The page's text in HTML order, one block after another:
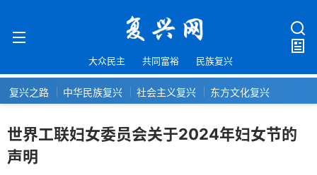
大众民主 共同富裕 民族复兴
复兴之路 中华民族复兴 社会主义复兴 东方文化复兴
世界工联妇女委员会关于2024年妇女节的
声明